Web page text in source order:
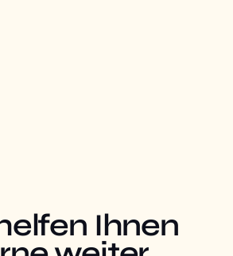
Ihnen